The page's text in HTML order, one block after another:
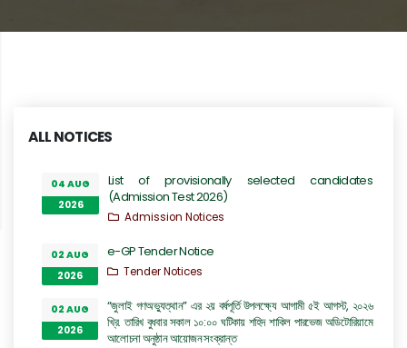
ALL NOTICES
04 AUG
2026
List of provisionally selected candidates
(Admission Test 2026)
Admission Notices
02 AUG
2026
e-GP Tender Notice
Tender Notices
02 AUG
2026
“জুলাই গণঅভ্যুত্থান” এর ২য় বর্ষপূর্তি উপলক্ষ্যে আগামী ৫ই আগস্ট, ২০২৬
খ্রি. তারিখ বুধবার সকাল ১০:০০ ঘটিকায় শহিদ শাকিল পারভেজ অডিটোরিয়ামে
আলোচনা অনুষ্ঠান আয়োজন সংক্রান্ত